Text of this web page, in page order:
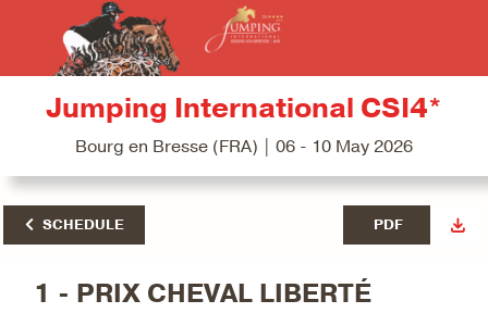
Jumping International CSI4*
Bourg en Bresse (FRA) | 06 - 10 May 2026
SCHEDULE PDF
1 - PRIX CHEVAL LIBERTÉ